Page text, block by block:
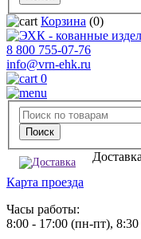
Корзина (0)
8 800 755-07-76
info@vrn-ehk.ru
0
Карта проезда
Часы работы:
8:00 - 17:00 (пн-пт),